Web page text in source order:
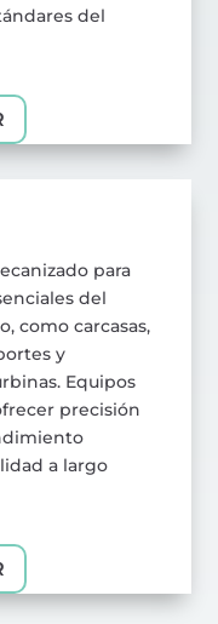
del
para
del
como carcasas,
y
Equipos
precisión
a largo